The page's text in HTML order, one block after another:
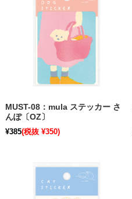
MUST-08：mula ステッカー さ
んぽ〔OZ〕
¥385(税抜 ¥350)